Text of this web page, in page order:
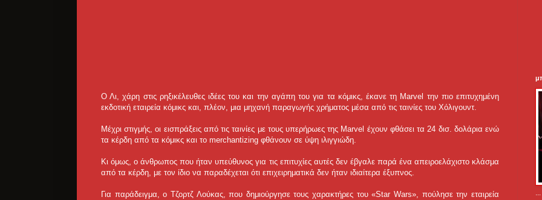
Ο Λι, χάρη στις ρηξικέλευθες ιδέες του και την αγάπη του για τα κόμικς, έκανε τη Marvel την πιο επιτυχημένη
εκδοτική εταιρεία κόμικς και, πλέον, μια μηχανή παραγωγής χρήματος μέσα από τις ταινίες του Χόλιγουντ.
Μέχρι στιγμής, οι εισπράξεις από τις ταινίες με τους υπερήρωες της Marvel έχουν φθάσει τα 24 δισ. δολάρια ενώ
τα κέρδη από τα κόμικς και το merchantizing φθάνουν σε ύψη ιλιγγιώδη.
Κι όμως, ο άνθρωπος που ήταν υπεύθυνος για τις επιτυχίες αυτές δεν έβγαλε παρά ένα απειροελάχιστο κλάσμα
από τα κέρδη, με τον ίδιο να παραδέχεται ότι επιχειρηματικά δεν ήταν ιδιαίτερα έξυπνος.
Για παράδειγμα, ο Τζορτζ Λούκας, που δημιούργησε τους χαρακτήρες του «Star Wars», πούλησε την εταιρεία